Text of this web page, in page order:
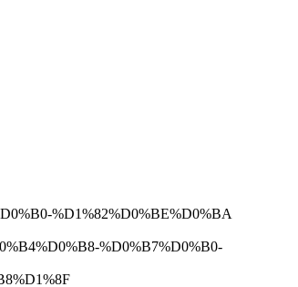
%D1%82%D0%BE%D0%BA
%D0%B7%D0%B0-